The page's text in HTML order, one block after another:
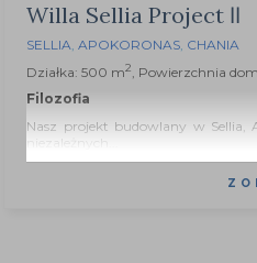
Willa Sellia Project ΙΙ
SELLIA,APOKORONAS, CHANIA
Działka: 500 m2, Powierzchnia
Filozofia
Nasz projekt budowlany w Sellia,
niezależnych...